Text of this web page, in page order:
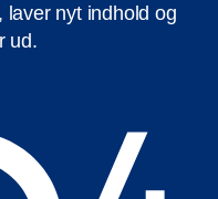
laver nyt indhold og
ud.